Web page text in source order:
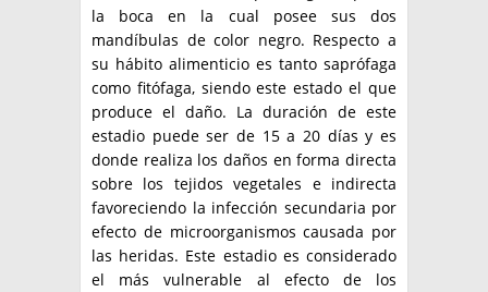
la boca en la cual posee sus dos
mandíbulas de color negro. Respecto a
su hábito alimenticio es tanto saprófaga
como fitófaga, siendo este estado el que
produce el daño. La duración de este
estadio puede ser de 15 a 20 días y es
donde realiza los daños en forma directa
sobre los tejidos vegetales e indirecta
favoreciendo la infección secundaria por
efecto de microorganismos causada por
las heridas. Este estadio es considerado
el más vulnerable al efecto de los